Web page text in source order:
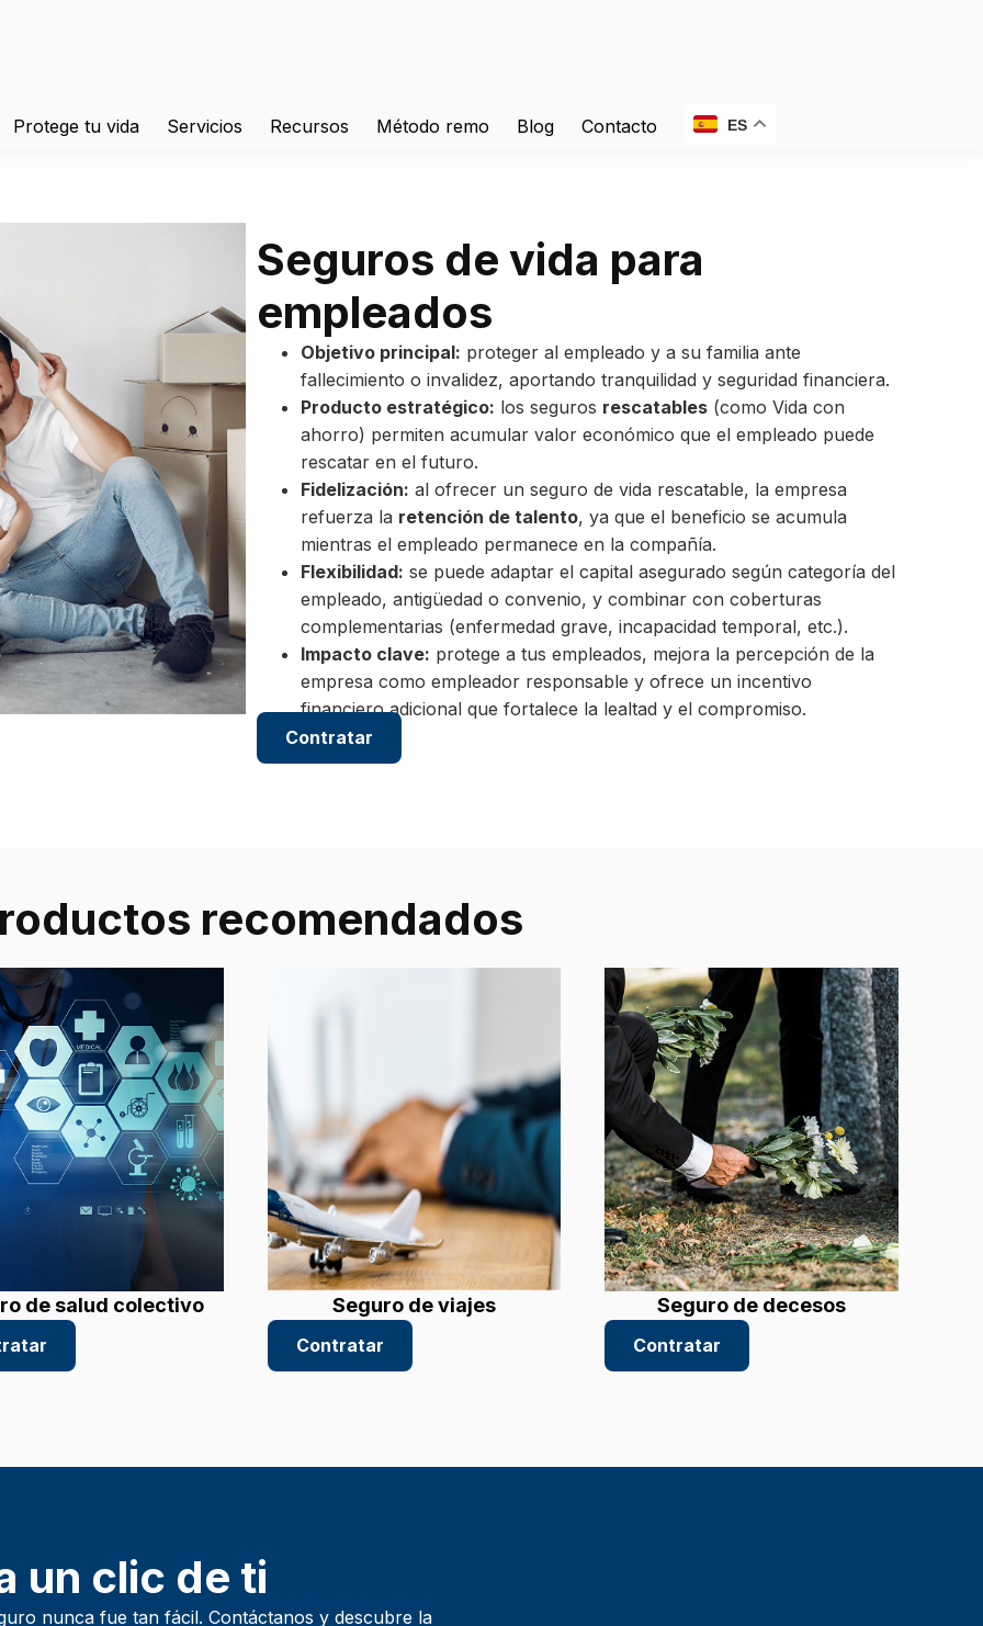
Protege tu vida Servicios Recursos Método remo Blog Contacto ES
Seguros de vida para
empleados
Objetivo principal: proteger al empleado y a su familia ante
fallecimiento o invalidez, aportando tranquilidad y seguridad financiera.
Producto estratégico: los seguros rescatables (como Vida con
ahorro) permiten acumular valor económico que el empleado puede
rescatar en el futuro.
Fidelización: al ofrecer un seguro de vida rescatable, la empresa
refuerza la retención de talento, ya que el beneficio se acumula
mientras el empleado permanece en la compañía.
Flexibilidad: se puede adaptar el capital asegurado según categoría del
empleado, antigüedad o convenio, y combinar con coberturas
complementarias (enfermedad grave, incapacidad temporal, etc.).
Impacto clave: protege a tus empleados, mejora la percepción de la
empresa como empleador responsable y ofrece un incentivo
financiero adicional que fortalece la lealtad y el compromiso.
Contratar
recomendados
de salud colectivo Seguro de viajes
Contratar
Seguro de decesos
Contratar
un clic de ti
nunca fue tan fácil. Contáctanos y descubre la